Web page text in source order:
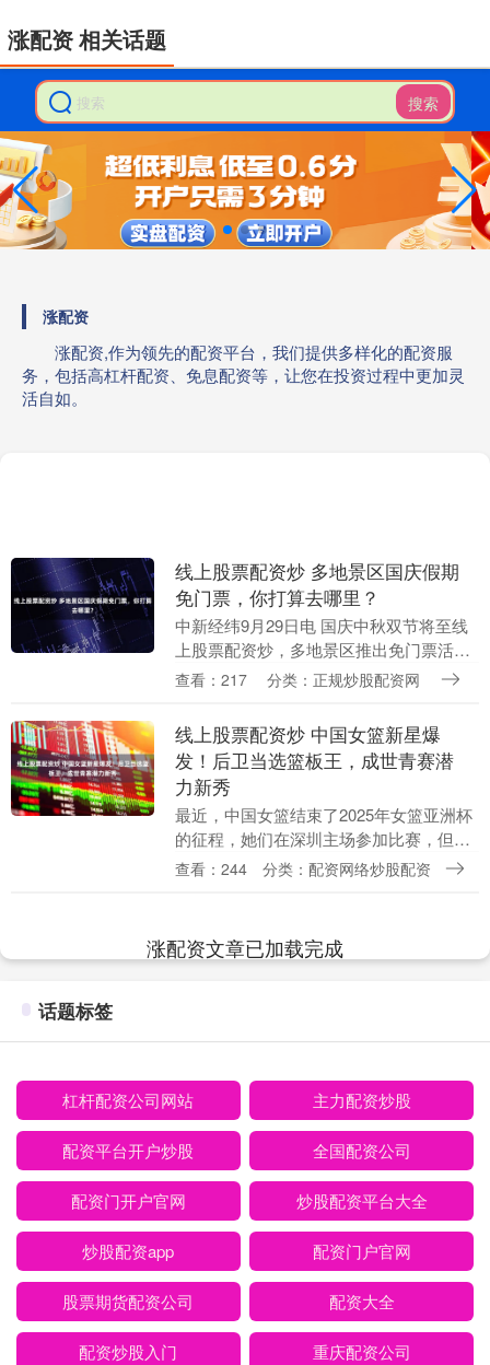
搜索
涨配资
涨配资,作为领先的配资平台，我们提供多样化的配资服
务，包括高杠杆配资、免息配资等，让您在投资过程中更加灵
活自如。
涨配资 相关话题
线上股票配资炒 多地景区国庆假期
免门票，你打算去哪里？
中新经纬9月29日电 国庆中秋双节将至线
上股票配资炒，多地景区推出免门票活
动。 在北京，周口店遗址、云居寺、石花
期举办“免费....
查看：217 分类：正规炒股配资网
线上股票配资炒 中国女篮新星爆
发！后卫当选篮板王，成世青赛潜
力新秀
最近，中国女篮结束了2025年女篮亚洲杯
的征程，她们在深圳主场参加比赛，但是
在半决赛上输给了日本女篮线上股票配资
查看：244 分类：配资网络炒股配资
涨配资文章已加载完成
话题标签
杠杆配资公司网站 主力配资炒股
配资平台开户炒股 全国配资公司
配资门开户官网 炒股配资平台大全
炒股配资app 配资门户官网
股票期货配资公司 配资大全
配资炒股入门 重庆配资公司